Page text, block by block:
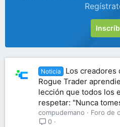
Noticia
Los creadores
Rogue Trader
lección que todos los
respetar: "Nunca
compudemano
Foro de
0